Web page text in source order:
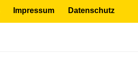
Impressum Datenschutz